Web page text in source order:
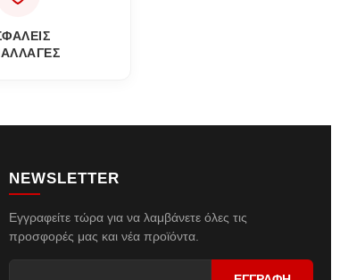
NEWSLETTER
Εγγραφείτε τώρα για να λαμβάνετε όλες τις
προσφορές μας και νέα προϊόντα.